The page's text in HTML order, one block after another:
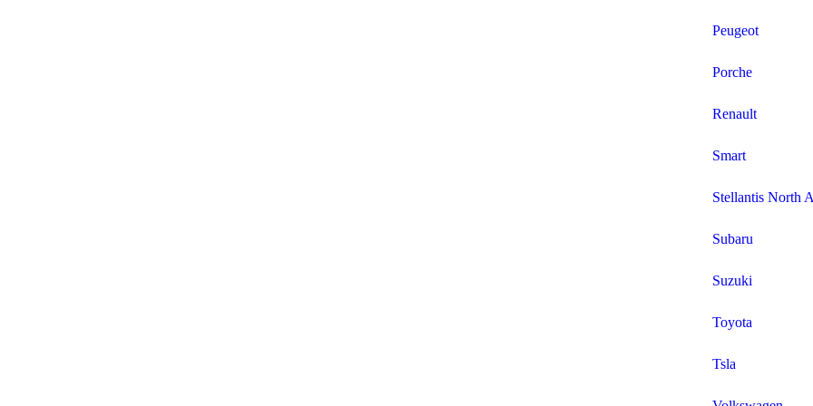
Peugeot
Porche
Renault
Smart
Stellantis North
Subaru
Suzuki
Toyota
Tsla